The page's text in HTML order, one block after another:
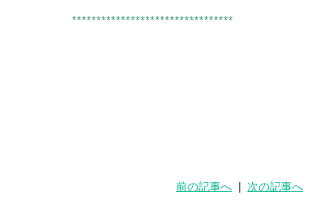
*********************************
前の記事へ 次の記事へ